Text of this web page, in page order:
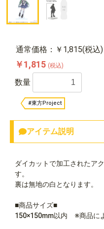
通常価格：￥1,815(税込)
￥1,815 (税込)
数量
#東方Project
アイテム説明
ダイカットで加工されたア
す。
裏は無地の白となります。
■商品サイズ■
150×150mm以内 ※商品に